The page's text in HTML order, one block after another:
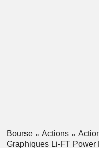
Bourse Actions
Graphiques Li-FT Power